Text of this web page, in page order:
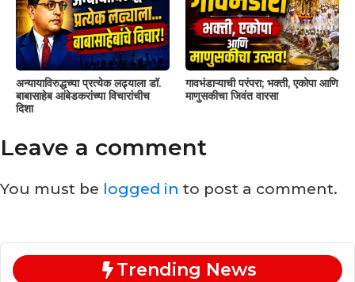
अन्यायाविरुद्धच्या प्रत्येक लढ्याला डॉ.
बाबासाहेब आंबेडकरांच्या विचारांचीच
दिशा
गावभंडाऱ्याची परंपरा; भक्ती, एकोपा आणि
माणुसकीचा जिवंत वारसा
Leave a comment
You must be logged in to post a comment.
Trending News